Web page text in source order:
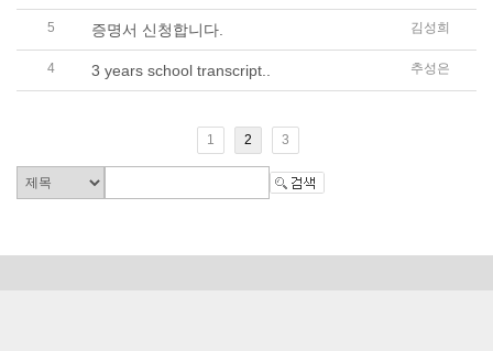
5 증명서 신청합니다. 김성희
4 3 years school transcript.. 추성은
1 2 3